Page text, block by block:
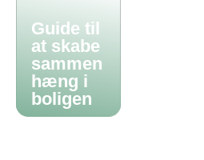
Guide til
at skabe
sammen
hæng i
boligen